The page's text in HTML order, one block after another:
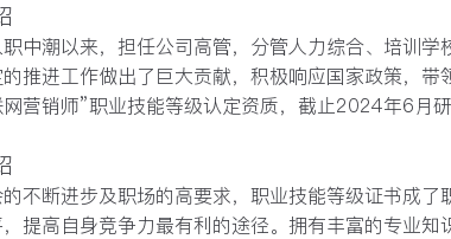
中潮以来，担任公司高管，分管人力综合、培训
推进工作做出了巨大贡献，积极响应国家政策，
营销师”职业技能等级认定资质， 截止2024年6月
不断进步及职场的高要求， 职业技能等级证书成了
提高自身竞争力最有利的途径。拥有丰富的专业知